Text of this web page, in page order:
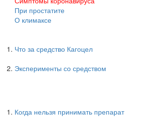
При простатите
О климаксе
Что за средство Кагоцел
Эксперименты со средством
Когда нельзя принимать препарат